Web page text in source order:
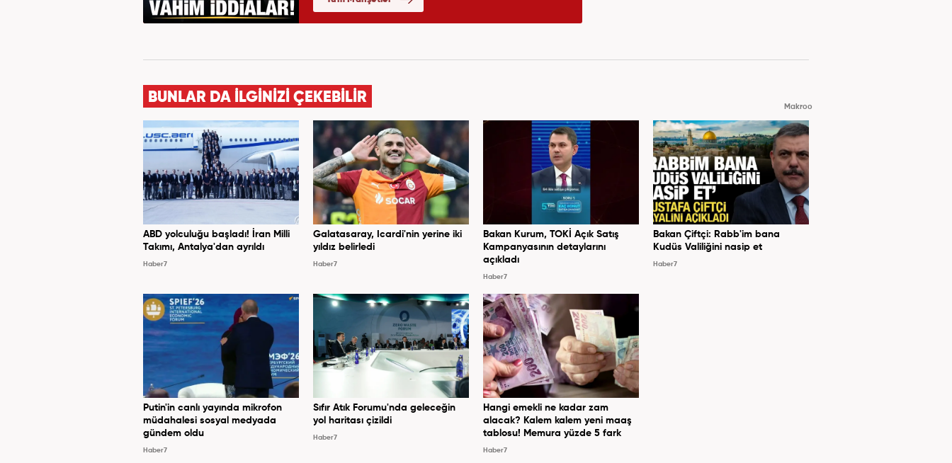
BUNLAR DA İLGİNİZİ ÇEKEBİLİR
Makroo
ABD yolculuğu başladı! İran Milli
Takımı, Antalya'dan ayrıldı
Haber7
Galatasaray, Icardi'nin yerine iki
yıldız belirledi
Haber7
Bakan Kurum, TOKİ Açık Satış
Kampanyasının detaylarını
açıkladı
Haber7
Bakan Çiftçi: Rabb'im bana
Kudüs Valiliğini nasip et
Haber7
Putin'in canlı yayında mikrofon
müdahalesi sosyal medyada
gündem oldu
Haber7
Sıfır Atık Forumu'nda geleceğin
yol haritası çizildi
Haber7
Hangi emekli ne kadar zam
alacak? Kalem kalem yeni maaş
tablosu! Memura yüzde 5 fark
Haber7